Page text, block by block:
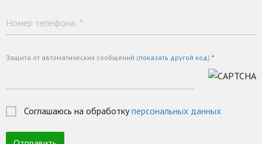
Номер телефона: *
Защита от автоматических сообщений (показать другой код) *
Соглашаюсь на обработкуперсональных данных